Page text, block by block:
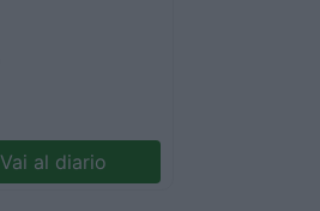
Vai al diario